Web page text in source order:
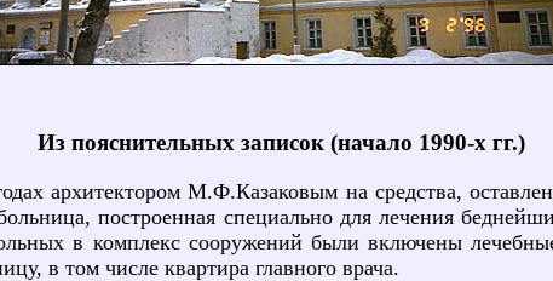
Из пояснительных записок (начало 1990-х гг.)
архитектором М.Ф.Казаковым на средства,
построенная специально для лечения
в комплекс сооружений были включены
в том числе квартира главного врача.